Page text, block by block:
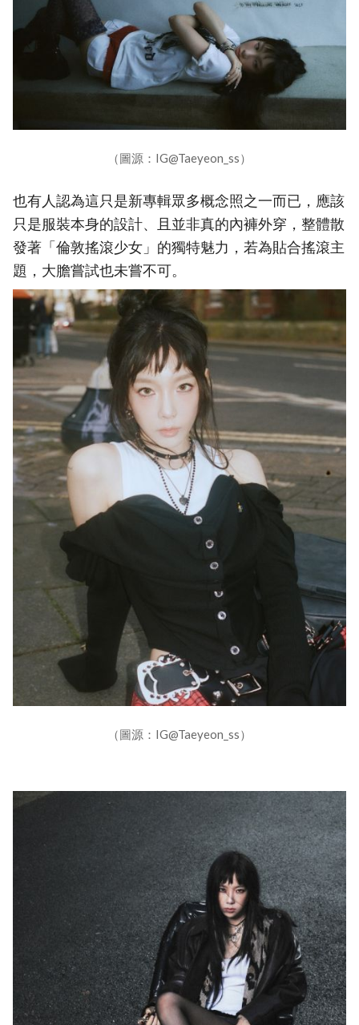
（圖源：IG@Taeyeon_ss）
也有人認為這只是新專輯眾多概念照之一而已，應該
只是服裝本身的設計、且並非真的內褲外穿，整體散
發著「倫敦搖滾少女」的獨特魅力，若為貼合搖滾主
題，大膽嘗試也未嘗不可。
（圖源：IG@Taeyeon_ss）